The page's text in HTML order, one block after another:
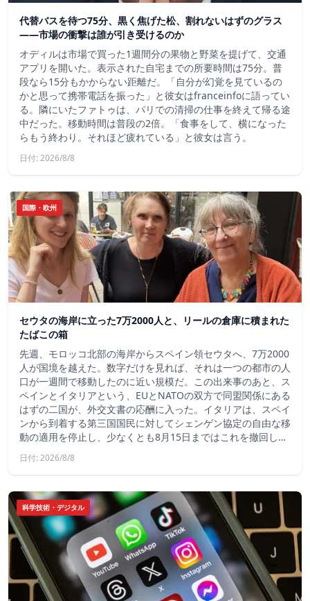
代替バスを待つ75分、黒く焦げた松、割れないはずのグラス
——市場の衝撃は誰が引き受けるのか
オディルは市場で買った1週間分の果物と野菜を提げて、交通
アプリを開いた。表示された自宅までの所要時間は75分。普
段なら15分もかからない距離だ。「自分が幻覚を見ているの
かと思って携帯電話を振った」と彼女はfranceinfoに語ってい
る。隣にいたファトゥは、パリでの清掃の仕事を終えて帰る途
中だった。移動時間は普段の2倍。「食事をして、横になった
らもう終わり。それほど疲れている」と彼女は言う。
日付: 2026/8/8
国際・欧州
セウタの海岸に立った7万2000人と、リールの倉庫に積まれた
たばこの箱
先週、モロッコ北部の海岸からスペイン領セウタへ、7万2000
人が国境を越えた。数字だけを見れば、それは一つの都市の人
口が一週間で移動したのに近い規模だ。この出来事のあと、ス
ペインとイタリアという、EUとNATOの双方で同盟関係にある
はずの二国が、外交文書の応酬に入った。イタリアは、スペイ
ンから到着する第三国国民に対してシェンゲン協定の自由な移
動の適用を停止し、少なくとも8月15日まではこれを撤回し…
日付: 2026/8/8
科学技術・デジタル